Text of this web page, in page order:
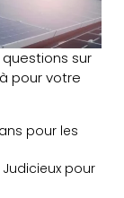
sur
à pour votre
pour les
Judicieux pour